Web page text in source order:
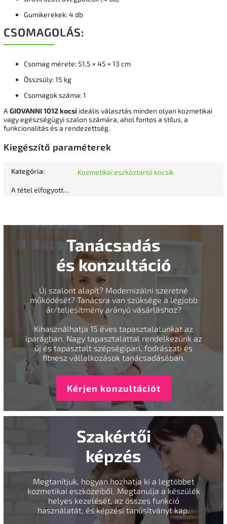
Gumikerekek: 4 db
CSOMAGOLÁS:
Csomag mérete: 51,5 × 45 × 13 cm
Összsúly: 15 kg
Csomagok száma: 1
A GIOVANNI 1012 kocsi ideális választás minden olyan kozmetikai
vagy egészségügyi szalon számára, ahol fontos a stílus, a
funkcionalitás és a rendezettség.
Kiegészítő paraméterek
Kategória: Kozmetikai eszköztartó kocsik
A tétel elfogyott…
Tanácsadás
és konzultáció
Új szalont alapít? Modernizálni szeretné
működését? Tanácsra van szüksége a legjobb
ár/teljesítmény arányú vásárláshoz?
Kihasználhatja 15 éves tapasztalatunkat az
iparágban. Nagy tapasztalattal rendelkezünk az
új és tapasztalt szépségipari, fodrászati és
fitnesz vállalkozások tanácsadásában.
Kérjen konzultációt
Szakértői
képzés
Megtanítjuk, hogyan hozhatja ki a legtöbbet
kozmetikai eszközeiből. Megtanulja a készülék
helyes kezelését, az összes funkció
használatát, és képzési tanúsítványt kap.